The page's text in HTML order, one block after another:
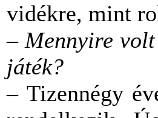
vidékre, mint
– Mennyire
játék?
– Tizennégy